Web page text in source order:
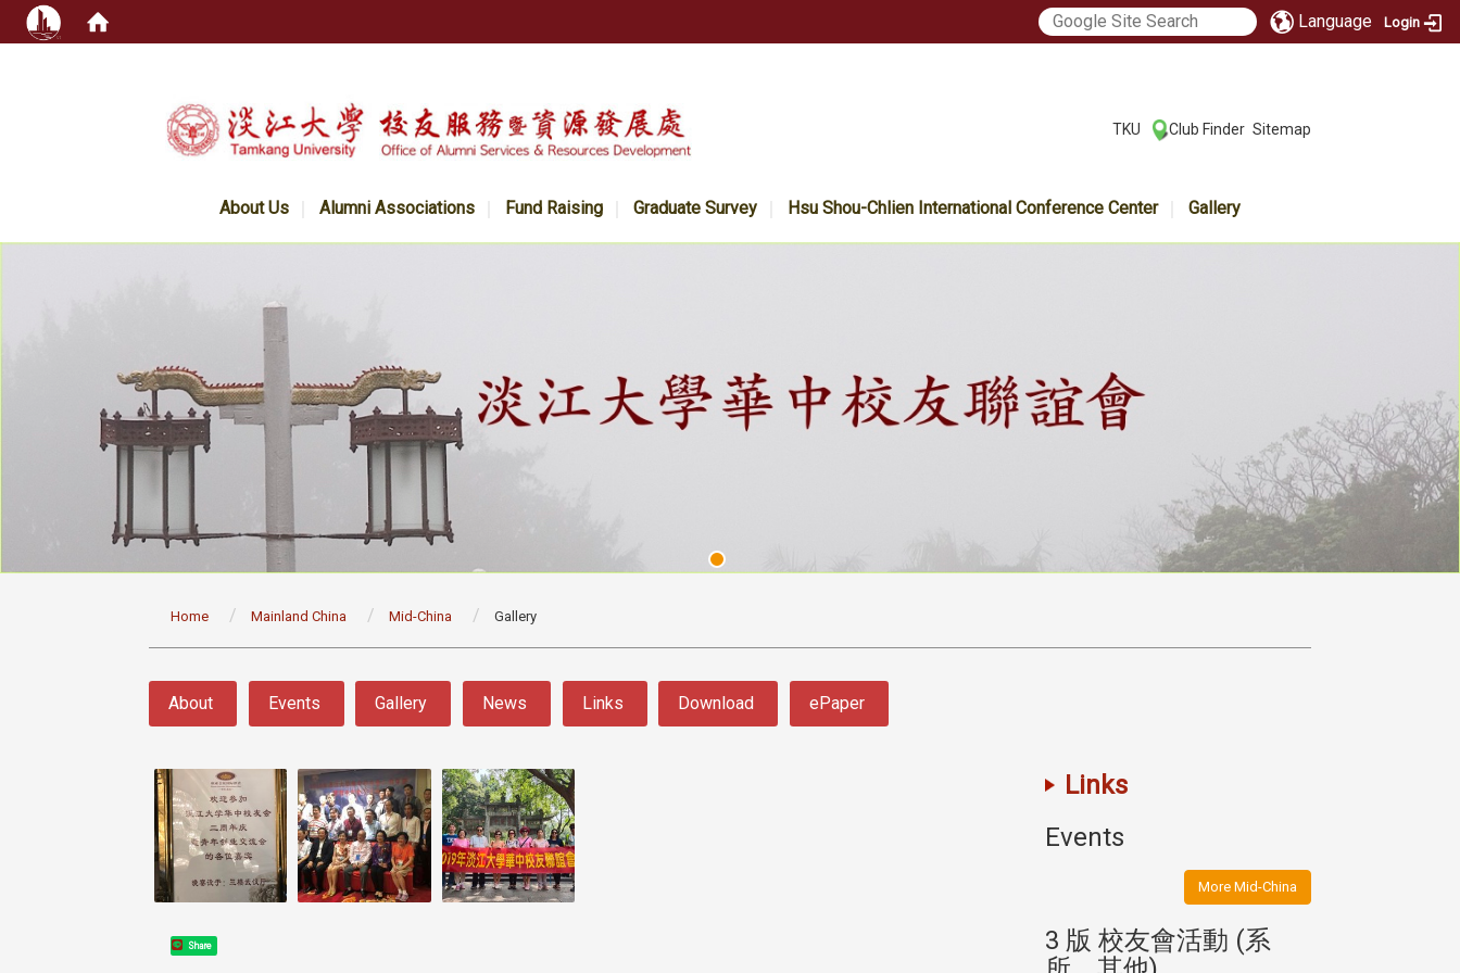
Language Login
TKU Club Finder Sitemap
About Us Alumni Associations Fund Raising Graduate Survey Hsu Shou-Chlien International Conference Center Gallery
Home Mainland China Mid-China Gallery
About Events Gallery News Links Download ePaper
Share
Links
Events
More Mid-China
3 版 校友會活動 (系